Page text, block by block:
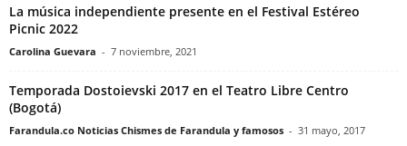
La música independiente presente en el Festival Estéreo
Picnic 2022
Carolina Guevara - 7 noviembre, 2021
Temporada Dostoievski 2017 en el Teatro Libre Centro
(Bogotá)
Farandula.co Noticias Chismes de Farandula y famosos - 31 mayo, 2017